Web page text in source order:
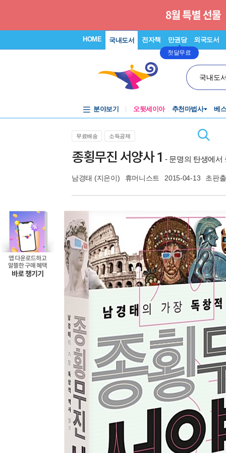
HOME 국내도서 전자책 만권당
첫달무료
외국도서
국내도
분야보기 오뒷세이아 추천마법사 베
무료배송 소득공제
종횡무진 서양사 1 - 문명의 탄생에서
남경태 (지은이) 휴머니스트 2015-04-13 초판